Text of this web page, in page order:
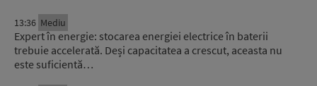
13:36 Mediu
Expert în energie: stocarea energiei electrice în baterii
trebuie accelerată. Deși capacitatea a crescut, aceasta nu
este suficientă…